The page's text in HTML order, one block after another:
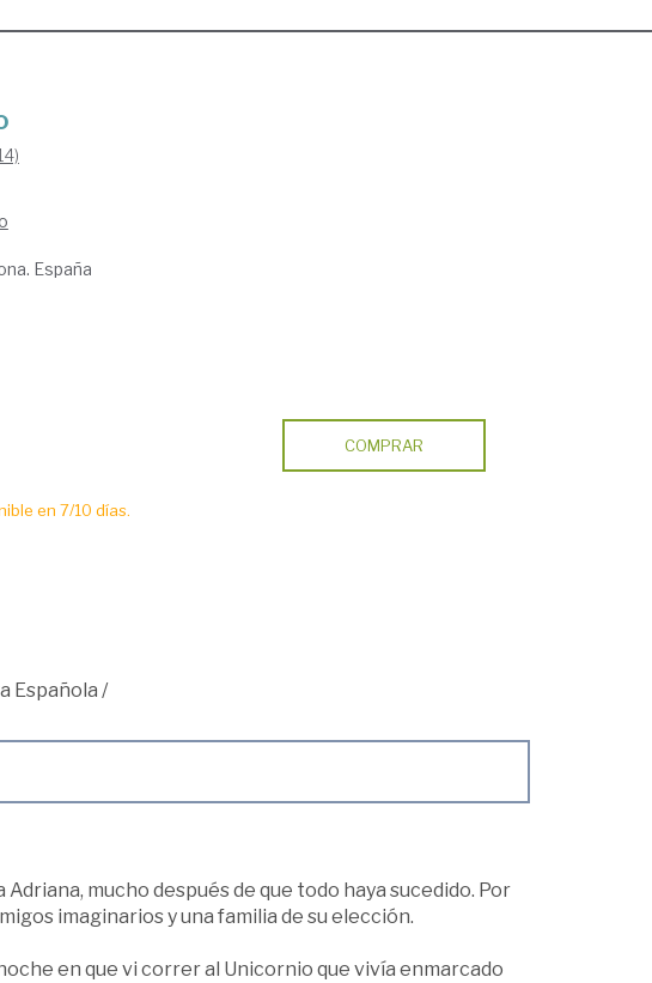
España
en 7/10 días.
COMPRAR
Española /
mucho después de que todo haya sucedido. Por
imaginarios y una familia de su elección.
en que vi correr al Unicornio que vivía enmarcado